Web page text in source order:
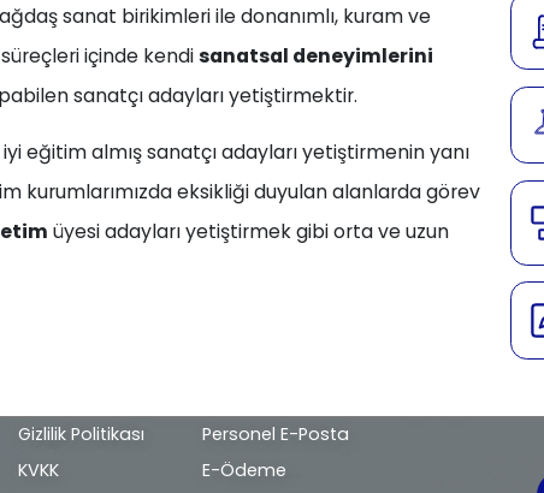
sanat birikimleri ile donanımlı, kuram ve
içinde kendisanatsal deneyimlerini
sanatçı adayları yetiştirmektir.
eğitim almış sanatçı adayları yetiştirmenin yanı
kurumlarımızda eksikliği duyulan alanlarda görev
üyesi adayları yetiştirmek gibi orta ve uzun
Alt
bilgi
Gizlilik Politikası
KVKK
Personel E-Posta
E-Ödeme